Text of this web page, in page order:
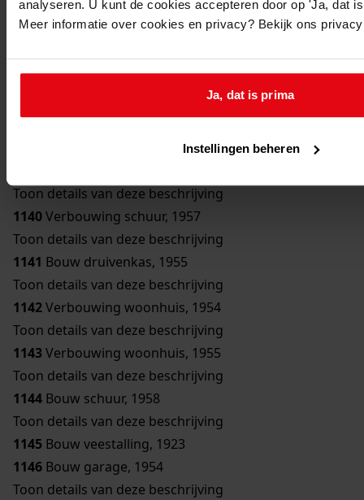
analyseren. U kunt de cookies accepteren door op 'Ja, dat
Meer informatie over cookies en privacy? Bekijk ons
Ja, dat is prima
Instellingen beheren
Toon details van deze beschrijving
1136Bouw bergplaats, 1950
Toon details van deze beschrijving
1137Bouw schuur, 1951
Toon details van deze beschrijving
Toon details van deze beschrijving
Toon details van deze beschrijving
1140Verbouwing schuur, 1957
Toon details van deze beschrijving
1141 Bouw druivenkas, 1955
Toon details van deze beschrijving
1142Verbouwing woonhuis, 1954
Toon details van deze beschrijving
1143Verbouwing woonhuis, 1955
Toon details van deze beschrijving
1144 Bouw schuur, 1958
Toon details van deze beschrijving
1145 Bouw veestalling, 1923
1146 Bouw garage, 1954
Toon details van deze beschrijving